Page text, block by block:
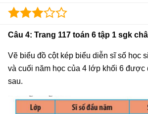
Câu 4: Trang 117 toán 6 tập 1 sgk
Vẽ biểu đồ cột kép biểu diễn sĩ số học
và cuối năm học của 4 lớp khối 6 được
sau.